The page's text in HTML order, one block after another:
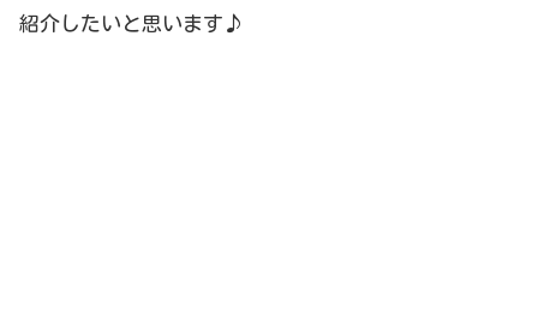
紹介したいと思います♪